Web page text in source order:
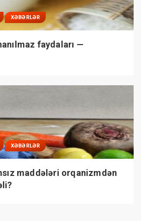
XƏBƏRLƏR
faydaları —
XƏBƏRLƏR
maddələri orqanizmdən